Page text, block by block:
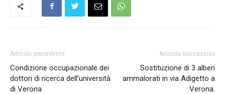
Articolo precedente
Condizione occupazionale dei
dottori di ricerca dell’università
di Verona
Articolo successivo
Sostituzione di 3 alberi
ammalorati in via Adigetto a
Verona.